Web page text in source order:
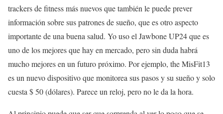
trackers de fitness más nuevos que también le puede prever
información sobre sus patrones de sueño, que es otro aspecto
importante de una buena salud. Yo uso el Jawbone UP24 que es
uno de los mejores que hay en mercado, pero sin duda habrá
mucho mejores en un futuro próximo. Por ejemplo, the MisFit13
es un nuevo dispositivo que monitorea sus pasos y su sueño y solo
cuesta $ 50 (dólares). Parece un reloj, pero no le da la hora.